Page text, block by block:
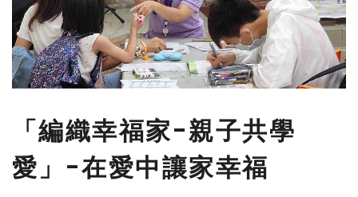
「編織幸福家-親子共學
愛」-在愛中讓家幸福